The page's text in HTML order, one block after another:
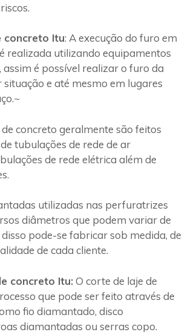
concreto Itu: A execução do furo em
realizada utilizando equipamentos
assim é possível realizar o furo da
situação e até mesmo em lugares
concreto geralmente são feitos
tubulações de rede de ar
de rede elétrica além de
utilizadas nas perfuratrizes
diâmetros que podem variar de
disso pode-se fabricar sob medida, de
de cada cliente.
concreto Itu: O corte de laje de
que pode ser feito através de
fio diamantado, disco
diamantadas ou serras copo.